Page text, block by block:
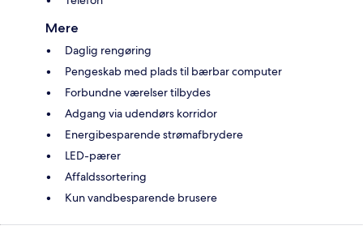
Mere
Daglig rengøring
Pengeskab med plads til bærbar computer
Forbundne værelser tilbydes
Adgang via udendørs korridor
Energibesparende strømafbrydere
LED-pærer
Affaldssortering
Kun vandbesparende brusere